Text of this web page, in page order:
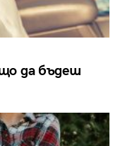
да бъдеш